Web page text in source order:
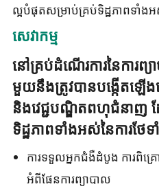
ល្អបំផុតសម្រាប់គ្រប់ទិដ្ឋភាពទាំង
សេវាកម្ម
នៅគ្រប់ដំណើរការនៃការព្យ
មួយនឹងត្រូវបានបង្កើតឡើ
និងវេជ្ជបណ្ឌិតពហុជំនាញ
ទិដ្ឋភាពទាំងអស់នៃការថែ
ការទទួលអ្នកជំងឺដំបូង ការពិ
អំពីផែនការព្យាបាល